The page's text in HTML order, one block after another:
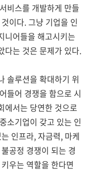
비스를 개발하게 만들
이다. 그냥 기업을 인
니어들을 해고시키는
다는 것은 문제가 있다.
솔루션을 확대하기 위
들어 경쟁을 함으로 시
에서는 당연한 것으로
소기업이 갖고 있는 인
인프라, 자금력, 마케
공정 경쟁이 되는 경
우는 역할을 한다면